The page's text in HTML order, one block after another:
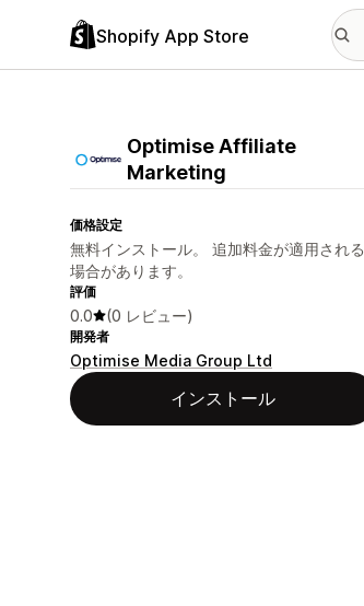
Shopify App Store
Optimise Affiliate
Marketing
価格設定
無料インストール。 追加料金が適用される
場合があります。
評価
0.0 (0 レビュー)
開発者
Optimise Media Group Ltd
インストール